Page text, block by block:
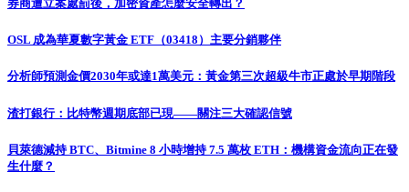
券商遭立案處罰後，加密資產怎麼安全轉出？
OSL 成為華夏數字黃金 ETF（03418）主要分銷夥伴
分析師預測金價2030年或達1萬美元：黃金第三次超級牛市正處於早期階段
渣打銀行：比特幣週期底部已現——關注三大確認信號
貝萊德減持 BTC、Bitmine 8 小時增持 7.5 萬枚 ETH：機構資金流向正在發
生什麼？